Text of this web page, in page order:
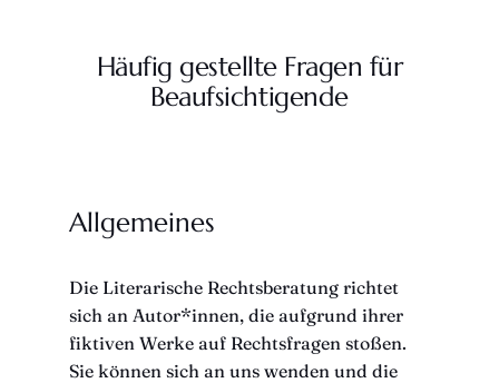
Häufig gestellte Fragen für
Beaufsichtigende
Allgemeines
Die Literarische Rechtsberatung richtet
sich an Autor*innen, die aufgrund ihrer
fiktiven Werke auf Rechtsfragen stoßen.
Sie können sich an uns wenden und die